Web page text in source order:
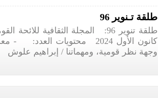
طلقة تـنوير 96
كانون الأول 2024 محتويات
وجهة نظر قومية، ومهماتنا / إبراهيم